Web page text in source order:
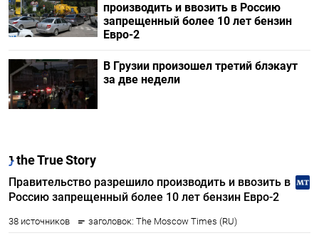
производить и ввозить в Россию
запрещенный более 10 лет бензин
Евро-2
В Грузии произошел третий блэкаут
за две недели